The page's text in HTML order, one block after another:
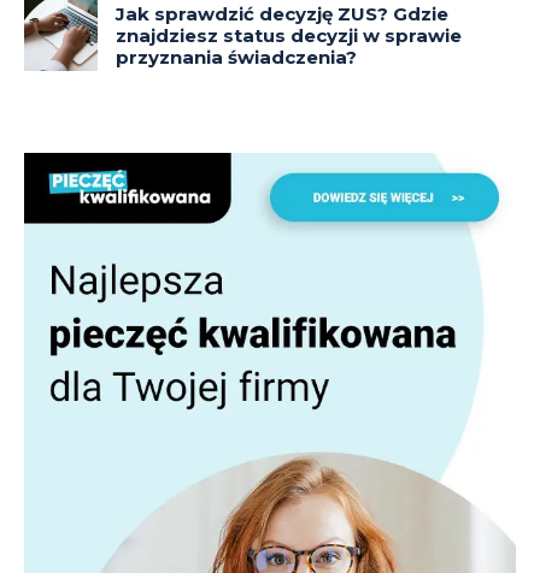
Jak sprawdzić decyzję ZUS? Gdzie
znajdziesz status decyzji w sprawie
przyznania świadczenia?